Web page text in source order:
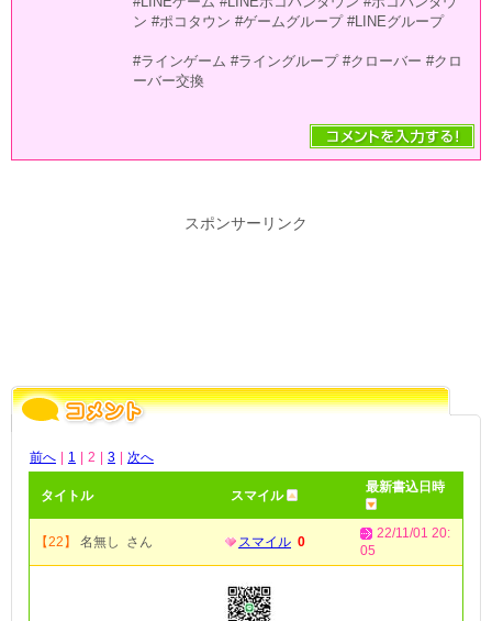
ン #ポコタウン #ゲームグループ #LINEグループ
#ラインゲーム #ライングループ #クローバー #クロ
ーバー交換
スポンサーリンク
前へ 1 2 3 次へ
タイトル スマイル
最新書込日時
【22】 名無し さん スマイル 0
22/11/01 20:
05